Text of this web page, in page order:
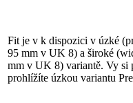
Fit je v k dispozici v úzké
95 mm v UK 8) a široké
mm v UK 8) variantě. Vy si
prohlížíte úzkou variantu